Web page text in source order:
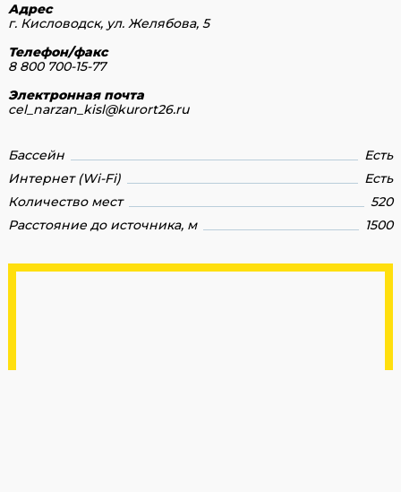
Адрес
г. Кисловодск, ул. Желябова, 5
Телефон/факс
8 800 700-15-77
Электронная почта
cel_narzan_kisl@kurort26.ru
Бассейн
Есть
Интернет (Wi-Fi)
Есть
Количество мест
520
Расстояние до источника, м
1500